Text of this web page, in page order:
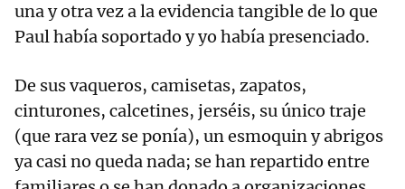
una y otra vez a la evidencia tangible de lo que
Paul había soportado y yo había presenciado.
De sus vaqueros, camisetas, zapatos,
cinturones, calcetines, jerséis, su único traje
(que rara vez se ponía), un esmoquin y abrigos
ya casi no queda nada; se han repartido entre